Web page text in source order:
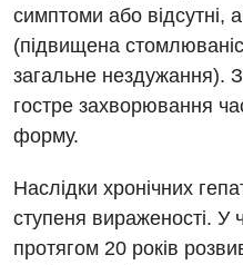
Для дорослих
Акушерство і гінекологія
Алергологія, імунологія
Безоплатні послуги
Вакцинація
Офтальмологічне
Педіатричне відділення
Терапевтичне відділення
Урологічне відділення
Хірургічне відділення
Українська
Російська
симптоми або відсутні,
(підвищена
загальне нездужання).
гостре захворювання
форму.
Наслідки хронічних
ступеня вираженості. У
протягом 20 років